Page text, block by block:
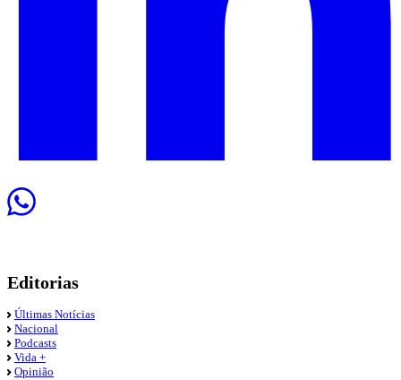
Editorias
Últimas Notícias
Nacional
Podcasts
Vida +
Opinião